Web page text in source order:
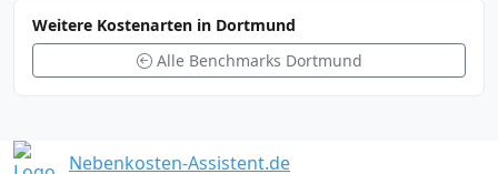
Weitere Kostenarten in Dortmund
Alle Benchmarks Dortmund
Nebenkosten-Assistent.de